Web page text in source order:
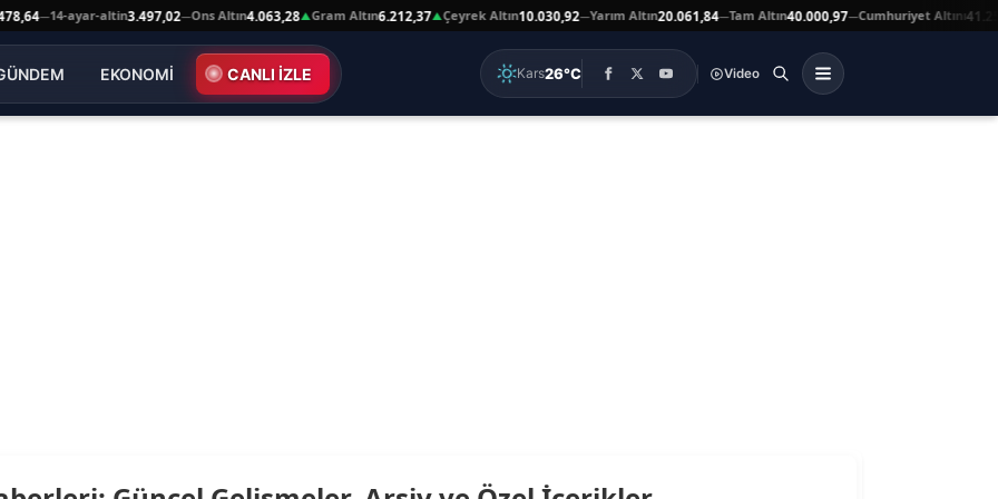
—14-ayar-altin3.497,02—Ons Altın4.063,28▲Gram Altın6.212,37▲Çeyrek Altın10.030,92—Yarım Altın20.061,84—Tam Altın40.000,97—Cumhuriyet Altını
EKONOMİ CANLI İZLE Kars26°C Video